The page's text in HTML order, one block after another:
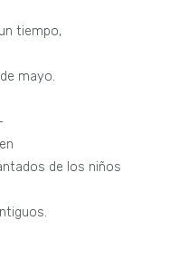
tiempo,
mayo.
de los niños